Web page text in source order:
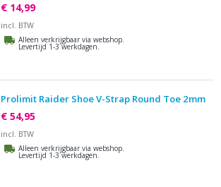
€ 14,99
incl. BTW
Alleen verkrijgbaar via webshop.
Levertijd 1-3 werkdagen.
Prolimit Raider Shoe V-Strap Round Toe 2mm
€ 54,95
incl. BTW
Alleen verkrijgbaar via webshop.
Levertijd 1-3 werkdagen.